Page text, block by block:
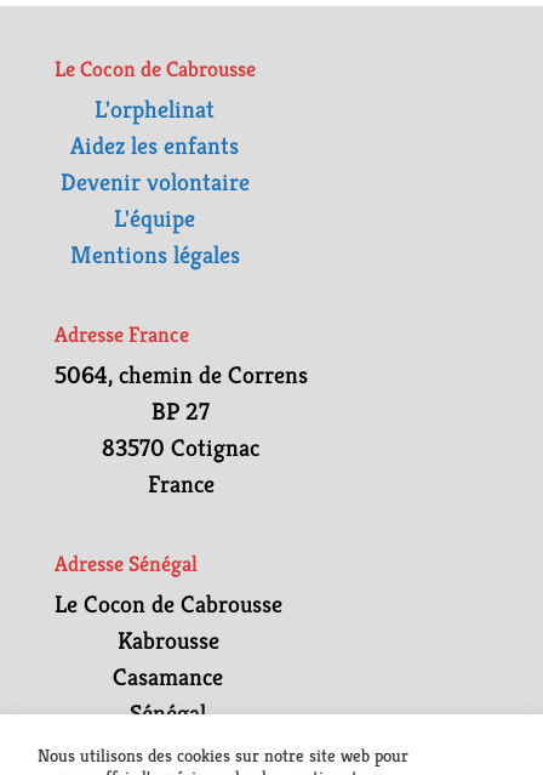
Le Cocon de Cabrousse
L'orphelinat
Aidez les enfants
Devenir volontaire
L'équipe
Mentions légales
Adresse France
5064, chemin de Correns
BP 27
83570 Cotignac
France
Adresse Sénégal
Le Cocon de Cabrousse
Kabrousse
Casamance
Sénégal
Nous utilisons des cookies sur notre site web pour